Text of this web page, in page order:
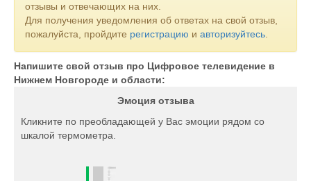
отзывы и отвечающих на них.
Для получения уведомления об ответах на свой отзыв,
пожалуйста, пройдите регистрацию и авторизуйтесь
Напишите свой отзыв про Цифровое телевидение в
Нижнем Новгороде и области:
Эмоция отзыва
Кликните по преобладающей у Вас эмоции рядом со
шкалой термометра.